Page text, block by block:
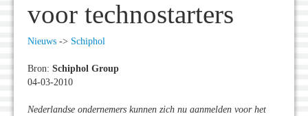
voor technostarters
Nieuws -> Schiphol
Bron: Schiphol Group
04-03-2010
Nederlandse ondernemers kunnen zich nu aanmelden voor het